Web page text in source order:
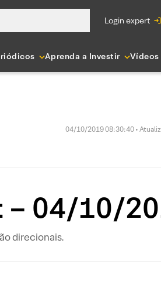
login expert
Aprenda a Investir Vídeos
04/10/2019 08:30:40 •
– 04/10/
direcionais.